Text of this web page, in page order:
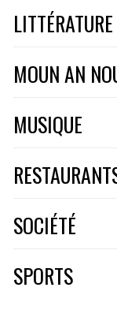
LITTÉRATURE
MOUN AN
MUSIQUE
SOCIÉTÉ
SPORTS